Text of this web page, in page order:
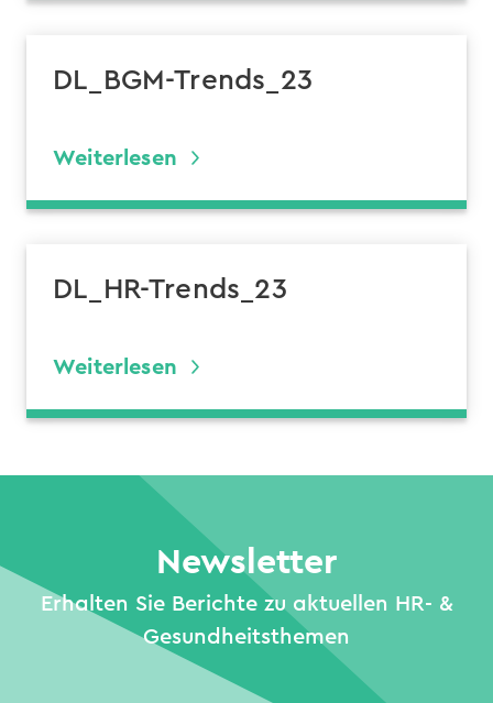
DL_BGM-Trends_23
Weiterlesen
DL_HR-Trends_23
Weiterlesen
Newsletter
Erhalten Sie Berichte zu aktuellen HR- &
Gesundheitsthemen